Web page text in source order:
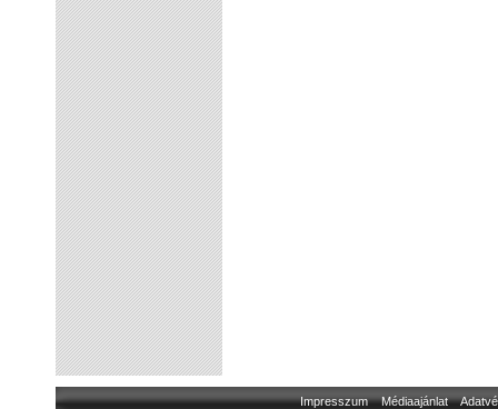
Impresszum Médiaajánlat